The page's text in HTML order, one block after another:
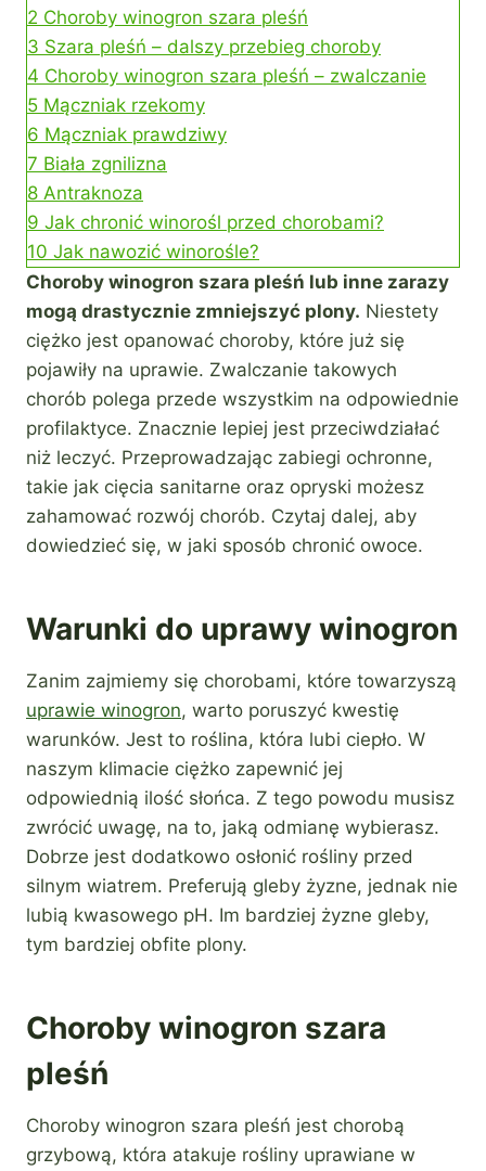
2 Choroby winogron szara pleśń
3 Szara pleśń – dalszy przebieg choroby
4 Choroby winogron szara pleśń – zwalczanie
5 Mączniak rzekomy
6 Mączniak prawdziwy
7 Biała zgnilizna
8 Antraknoza
9 Jak chronić winorośl przed chorobami?
10 Jak nawozić winorośle?
Choroby winogron szara pleśń lub inne zarazy
mogą drastycznie zmniejszyć plony. Niestety
ciężko jest opanować choroby, które już się
pojawiły na uprawie. Zwalczanie takowych
chorób polega przede wszystkim na odpowiednie
profilaktyce. Znacznie lepiej jest przeciwdziałać
niż leczyć. Przeprowadzając zabiegi ochronne,
takie jak cięcia sanitarne oraz opryski możesz
zahamować rozwój chorób. Czytaj dalej, aby
dowiedzieć się, w jaki sposób chronić owoce.
Warunki do uprawy winogron
Zanim zajmiemy się chorobami, które towarzyszą
uprawie winogron, warto poruszyć kwestię
warunków. Jest to roślina, która lubi ciepło. W
naszym klimacie ciężko zapewnić jej
odpowiednią ilość słońca. Z tego powodu musisz
zwrócić uwagę, na to, jaką odmianę wybierasz.
Dobrze jest dodatkowo osłonić rośliny przed
silnym wiatrem. Preferują gleby żyzne, jednak nie
lubią kwasowego pH. Im bardziej żyzne gleby,
tym bardziej obfite plony.
Choroby winogron szara
pleśń
Choroby winogron szara pleśń jest chorobą
grzybową, która atakuje rośliny uprawiane w